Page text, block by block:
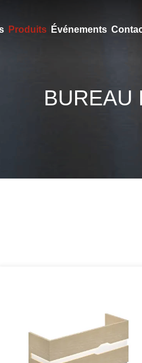
Produits Événements
BUREAU